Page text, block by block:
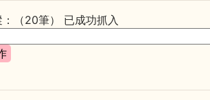
（20筆） 已成功抓入